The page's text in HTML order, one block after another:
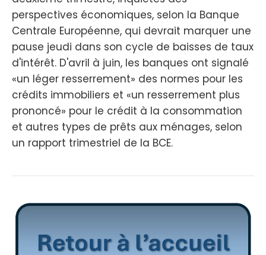
perspectives économiques, selon la Banque
Centrale Européenne, qui devrait marquer une
pause jeudi dans son cycle de baisses de taux
d'intérêt. D'avril à juin, les banques ont signalé
«un léger resserrement» des normes pour les
crédits immobiliers et «un resserrement plus
prononcé» pour le crédit à la consommation
et autres types de prêts aux ménages, selon
un rapport trimestriel de la BCE.